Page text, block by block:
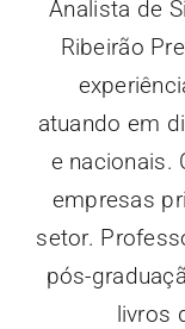
Analista de
Ribeirão
atuando em
e nacionais.
empresas
setor.
pós-
livros